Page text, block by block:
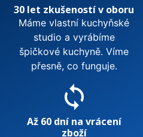
30 let zkušeností v oboru
Máme vlastní kuchyňské
studio a vyrábíme
špičkové kuchyně. Víme
přesně, co funguje.
sync
Až 60 dní na vrácení
zboží